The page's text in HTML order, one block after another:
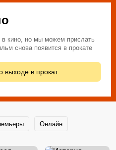
кино, но мы можем прислать
снова появится в прокате
выходе в прокат
Онлайн